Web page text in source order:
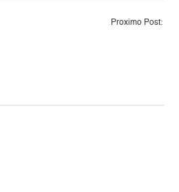
Proximo Post: